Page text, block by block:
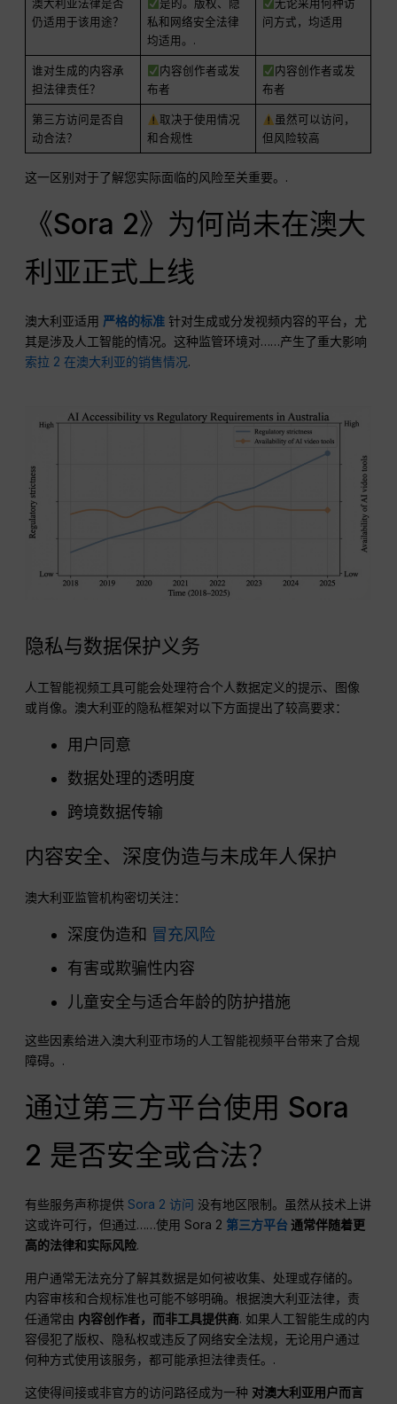
澳大利亚法律是否
仍适用于该用途？
是的。版权、隐
私和网络安全法律
均适用。.
无论采用何种访
问方式，均适用
谁对生成的内容承
担法律责任？
内容创作者或发
布者
内容创作者或发
布者
第三方访问是否自
动合法？
取决于使用情况
和合规性
虽然可以访问，
但风险较高
这一区别对于了解您实际面临的风险至关重要。.
《Sora 2》为何尚未在澳大
利亚正式上线
澳大利亚适用 严格的标准 针对生成或分发视频内容的平台，尤
其是涉及人工智能的情况。这种监管环境对……产生了重大影响
索拉 2 在澳大利亚的销售情况.
隐私与数据保护义务
人工智能视频工具可能会处理符合个人数据定义的提示、图像
或肖像。澳大利亚的隐私框架对以下方面提出了较高要求：
用户同意
数据处理的透明度
跨境数据传输
内容安全、深度伪造与未成年人保护
澳大利亚监管机构密切关注：
深度伪造和 冒充风险
有害或欺骗性内容
儿童安全与适合年龄的防护措施
这些因素给进入澳大利亚市场的人工智能视频平台带来了合规
障碍。.
通过第三方平台使用 Sora
2 是否安全或合法？
有些服务声称提供Sora 2 访问 没有地区限制。虽然从技术上讲
这或许可行，但通过……使用 Sora 2 第三方平台 通常伴随着更
高的法律和实际风险.
用户通常无法充分了解其数据是如何被收集、处理或存储的。
内容审核和合规标准也可能不够明确。根据澳大利亚法律，责
任通常由 内容创作者，而非工具提供商. 如果人工智能生成的内
容侵犯了版权、隐私权或违反了网络安全法规，无论用户通过
何种方式使用该服务，都可能承担法律责任。.
这使得间接或非官方的访问路径成为一种 对澳大利亚用户而言